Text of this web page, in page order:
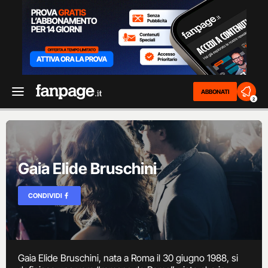
ABBONATI
2
Gaia Elide Bruschini
CONDIVIDI
Gaia Elide Bruschini, nata a Roma il 30 giugno 1988, si